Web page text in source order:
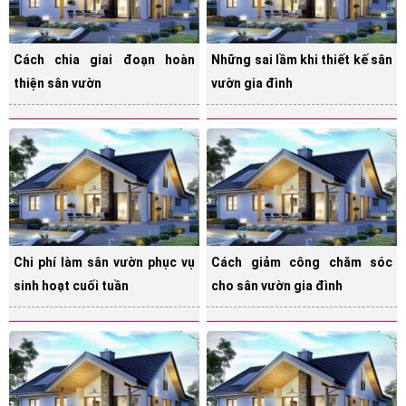
Cách chia giai đoạn hoàn
thiện sân vườn
Những sai lầm khi thiết kế sân
vườn gia đình
Chi phí làm sân vườn phục vụ
sinh hoạt cuối tuần
Cách giảm công chăm sóc
cho sân vườn gia đình